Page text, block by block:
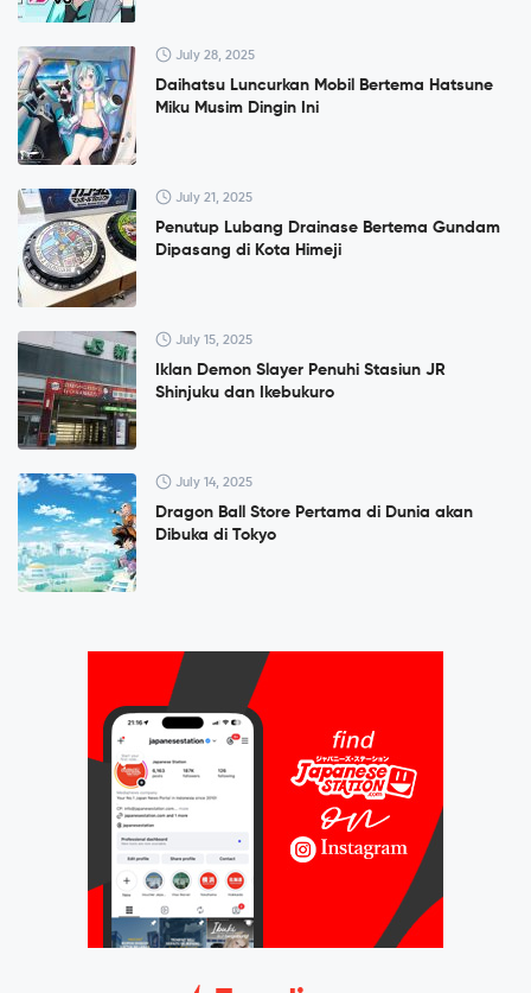
July 28, 2025
Daihatsu Luncurkan Mobil Bertema Hatsune
Miku Musim Dingin Ini
July 21, 2025
Penutup Lubang Drainase Bertema Gundam
Dipasang di Kota Himeji
July 15, 2025
Iklan Demon Slayer Penuhi Stasiun JR
Shinjuku dan Ikebukuro
July 14, 2025
Dragon Ball Store Pertama di Dunia akan
Dibuka di Tokyo